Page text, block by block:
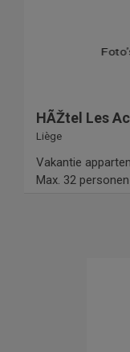
HÃŽtel Les
Liège
Vakantie
Max. 32 personen